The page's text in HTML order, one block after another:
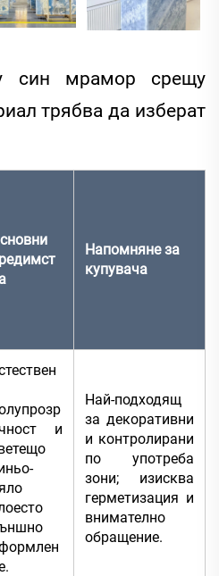
син мрамор срещу
трябва да изберат
Напомняне за
купувача
и
Най-подходящ
за декоративни
и контролирани
по употреба
зони; изисква
герметизация и
внимателно
обращение.